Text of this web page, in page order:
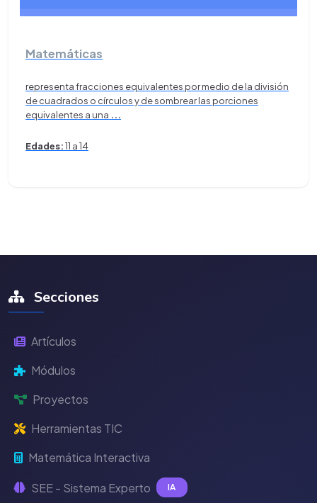
Matemáticas
representa fracciones equivalentes por medio de la división
de cuadrados o círculos y de sombrear las porciones
equivalentes a una ...
Edades:11 a 14
Secciones
Artículos
Módulos
Proyectos
Herramientas TIC
Matemática Interactiva
SEE - Sistema Experto IA